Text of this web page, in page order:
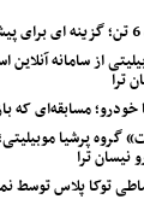
از سامانه
ترا
مسابقه‌ای که
گروه پرشیا
نیسان ترا
توکا پلاس توسط